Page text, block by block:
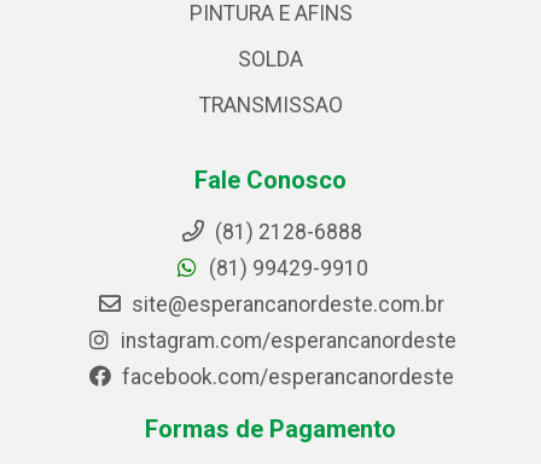
PINTURA E AFINS
SOLDA
TRANSMISSAO
Fale Conosco
(81) 2128-6888
(81) 99429-9910
site@esperancanordeste.com.br
instagram.com/esperancanordeste
facebook.com/esperancanordeste
Formas de Pagamento